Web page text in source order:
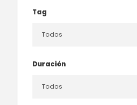
Tag
Duración